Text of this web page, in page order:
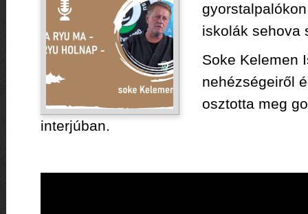
iskolák sehova
Soke Kelemen
nehézségeiről
osztotta meg
interjúban.